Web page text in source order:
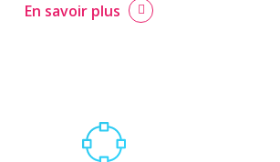
En savoir plus